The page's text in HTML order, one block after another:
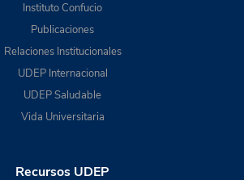
Instituto Confucio
Publicaciones
Relaciones Institucionales
UDEP Internacional
UDEP Saludable
Vida Universitaria
Recursos UDEP